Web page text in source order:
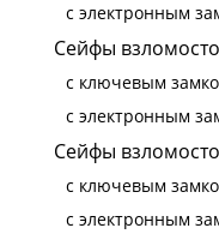
с электронным
Сейфы
с ключевым
с электронным
Сейфы
с ключевым
с электронным